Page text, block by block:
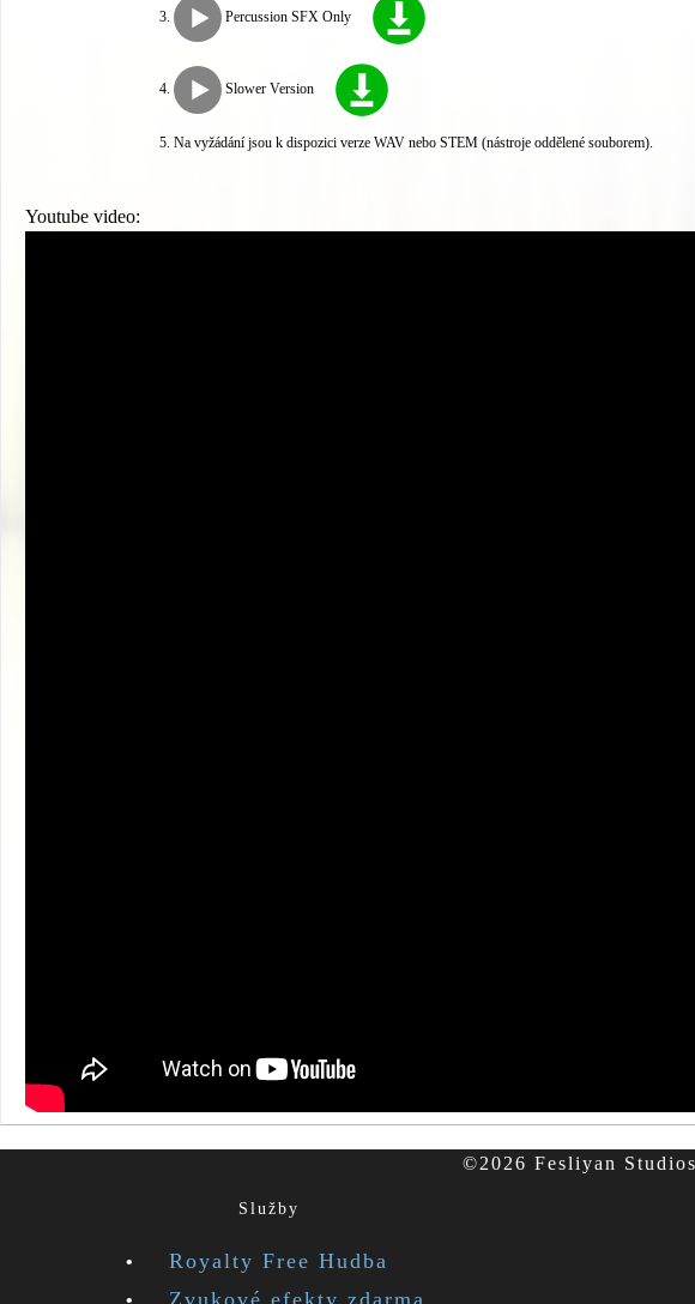
Percussion SFX Only
Slower Version
Na vyžádání jsou k dispozici verze WAV nebo STEM (nástroje oddělené souborem).
Youtube video:
©2026 Fesliyan
Služby
Royalty Free Hudba